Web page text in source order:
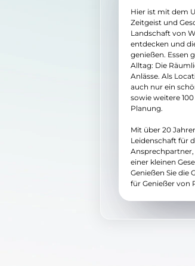
Hier ist mit dem
Zeitgeist und
Landschaft von
entdecken und
genießen. Essen
Alltag: Die
Anlässe. Als
auch nur ein
sowie weitere
Planung.
Mit über 20
Leidenschaft für
Ansprechpartner,
einer kleinen
Genießen Sie die
für Genießer von